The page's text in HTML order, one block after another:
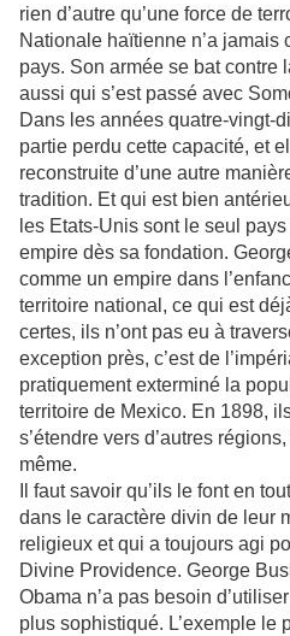
rien d’autre qu’une force de
Nationale haïtienne n’a jamais
pays. Son armée se bat contre
aussi qui s’est passé avec
Dans les années quatre-vingt-
partie perdu cette capacité, et
reconstruite d’une autre
tradition. Et qui est bien
les Etats-Unis sont le seul
empire dès sa fondation.
comme un empire dans
territoire national, ce qui est
certes, ils n’ont pas eu à
exception près, c’est de
pratiquement exterminé la
territoire de Mexico. En 1898,
s’étendre vers d’autres
même.
Il faut savoir qu’ils le font en
dans le caractère divin de leur
religieux et qui a toujours agi
Divine Providence. George
Obama n’a pas besoin
plus sophistiqué. L’exemple le